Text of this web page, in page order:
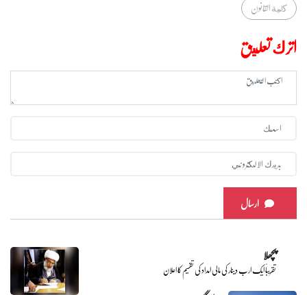
كلية القانون
اترك تعليق
ارسال
پچھلا
تقریباً ایک ارب دینار کی مالی امداد کی تقسیم کا اعلان